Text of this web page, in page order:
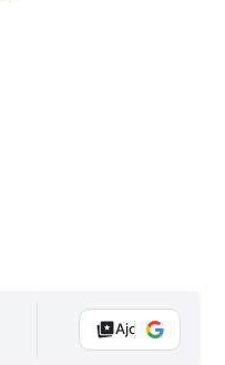
Ajouter Vélo